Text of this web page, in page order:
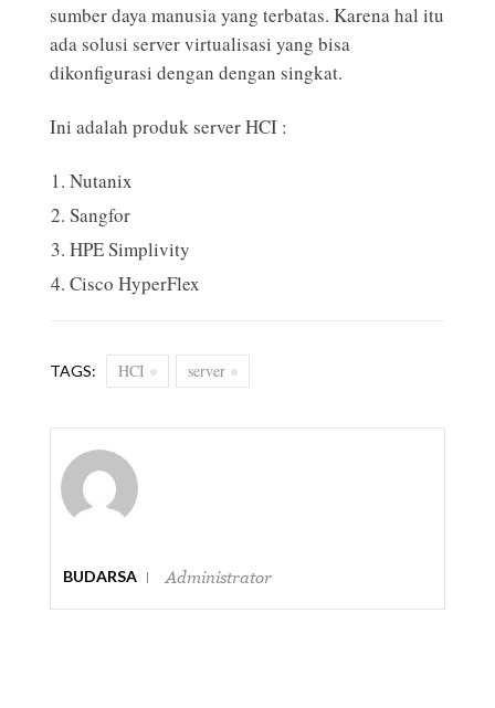
sumber daya manusia yang terbatas. Karena hal itu
ada solusi server virtualisasi yang bisa
dikonfigurasi dengan dengan singkat.
Ini adalah produk server HCI :
Nutanix
Sangfor
HPE Simplivity
Cisco HyperFlex
TAGS: HCI server
BUDARSA Administrator